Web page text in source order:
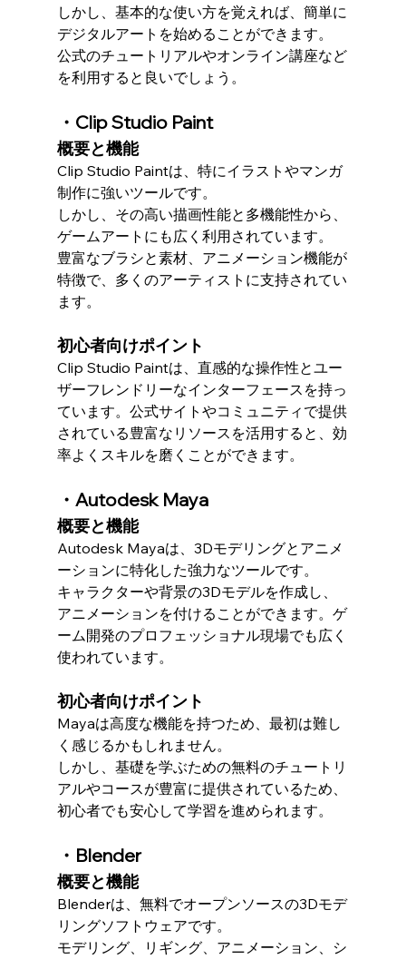
しかし、基本的な使い方を覚えれば、簡単に
デジタルアートを始めることができます。
公式のチュートリアルやオンライン講座など
を利用すると良いでしょう。
・Clip Studio Paint
概要と機能
Clip Studio Paintは、特にイラストやマンガ
制作に強いツールです。
しかし、その高い描画性能と多機能性から、
ゲームアートにも広く利用されています。
豊富なブラシと素材、アニメーション機能が
特徴で、多くのアーティストに支持されてい
ます。
初心者向けポイント
Clip Studio Paintは、直感的な操作性とユー
ザーフレンドリーなインターフェースを持っ
ています。公式サイトやコミュニティで提供
されている豊富なリソースを活用すると、効
率よくスキルを磨くことができます。
・Autodesk Maya
概要と機能
Autodesk Mayaは、3Dモデリングとアニメ
ーションに特化した強力なツールです。
キャラクターや背景の3Dモデルを作成し、
アニメーションを付けることができます。ゲ
ーム開発のプロフェッショナル現場でも広く
使われています。
初心者向けポイント
Mayaは高度な機能を持つため、最初は難し
く感じるかもしれません。
しかし、基礎を学ぶための無料のチュートリ
アルやコースが豊富に提供されているため、
初心者でも安心して学習を進められます。
・Blender
概要と機能
Blenderは、無料でオープンソースの3Dモデ
リングソフトウェアです。
モデリング、リギング、アニメーション、シ